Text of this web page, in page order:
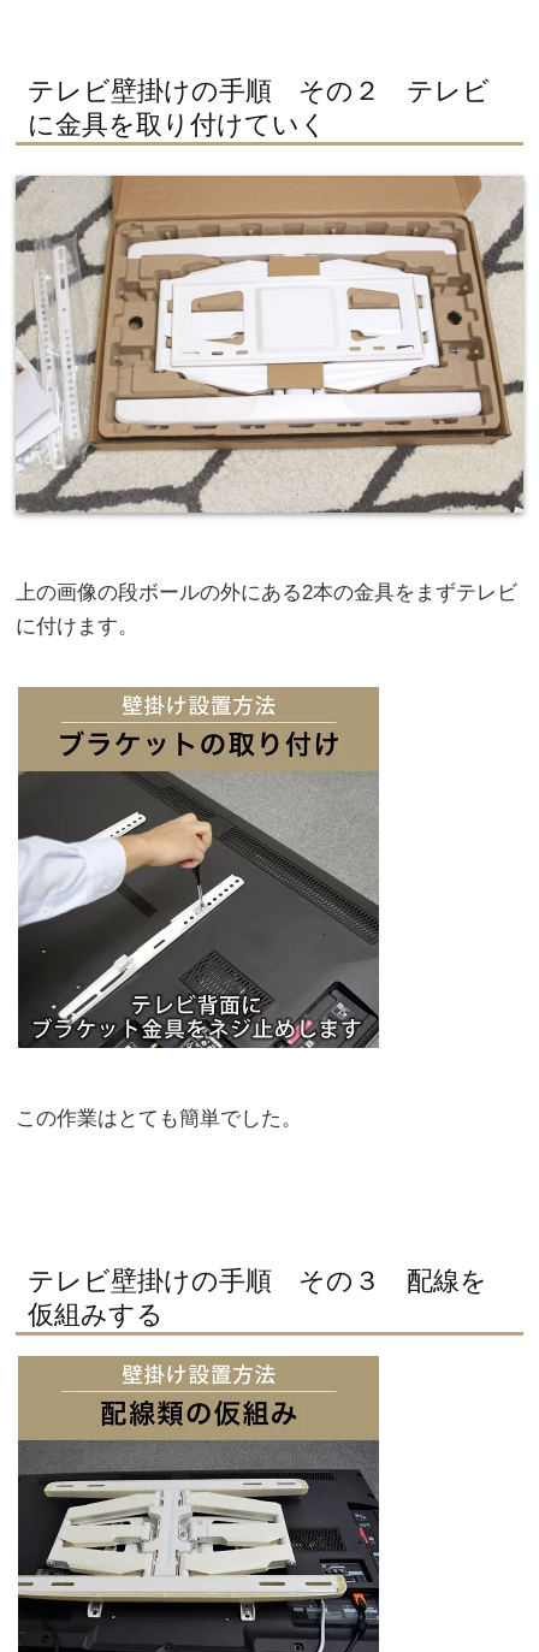
テレビ壁掛けの手順 その２ テレビ
に金具を取り付けていく
上の画像の段ボールの外にある2本の金具をまずテレビ
に付けます。
この作業はとても簡単でした。
テレビ壁掛けの手順 その３ 配線を
仮組みする